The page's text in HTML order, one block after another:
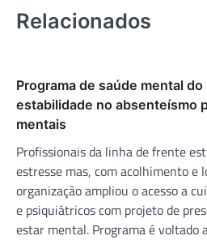
Relacionados
Programa de saúde mental
estabilidade no absenteísmo
mentais
Profissionais da linha de frente
estresse mas, com acolhimento e
organização ampliou o acesso a
e psiquiátricos com projeto de
estar mental. Programa é voltado